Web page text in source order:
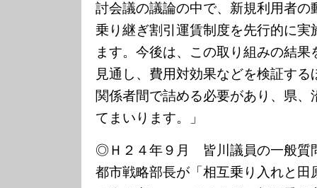
討会議の議論の中で、新規利用者の
乗り継ぎ割引運賃制度を先行的に実
ます。今後は、この取り組みの結
見通し、費用対効果などを検証す
関係者間で詰める必要があり、県
てまいります。」
◎ Ｈ２４年９月 皆川議員の一般質
都市戦略部長が「相互乗り入れと田